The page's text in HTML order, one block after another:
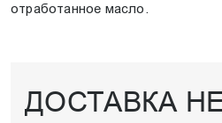
отработанное масло.
ДОСТАВКА